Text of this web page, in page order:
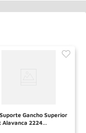
Gancho Superior
Alavanca 2224